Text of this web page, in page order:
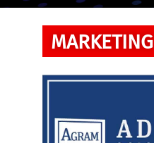
MARKETING